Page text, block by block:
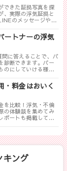
できた証拠写真を探
、実際の浮気証拠と
のメッセージやり
ートナーの浮気
に答えることで、パ
診断できます。パー
のにしていける様に
・料金はおいく
を比較！浮気・不倫
の体験談を集めてみ
ポートも掲載してい
キング